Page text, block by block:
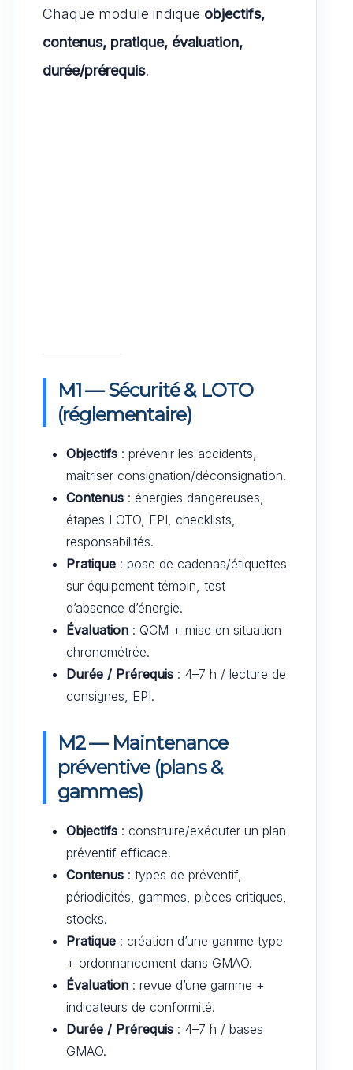
Chaque module indique objectifs,
contenus, pratique, évaluation,
durée/prérequis.
M1 — Sécurité & LOTO
(réglementaire)
Objectifs : prévenir les accidents,
maîtriser consignation/déconsignation.
Contenus : énergies dangereuses,
étapes LOTO, EPI, checklists,
responsabilités.
Pratique : pose de cadenas/étiquettes
sur équipement témoin, test
d’absence d’énergie.
Évaluation : QCM + mise en situation
chronométrée.
Durée / Prérequis : 4–7 h / lecture de
consignes, EPI.
M2 — Maintenance
préventive (plans &
gammes)
Objectifs : construire/exécuter un plan
préventif efficace.
Contenus : types de préventif,
périodicités, gammes, pièces critiques,
stocks.
Pratique : création d’une gamme type
+ ordonnancement dans GMAO.
Évaluation : revue d’une gamme +
indicateurs de conformité.
Durée / Prérequis : 4–7 h / bases
GMAO.